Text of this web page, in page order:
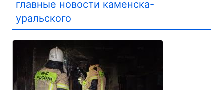
главные новости каменска-
уральского